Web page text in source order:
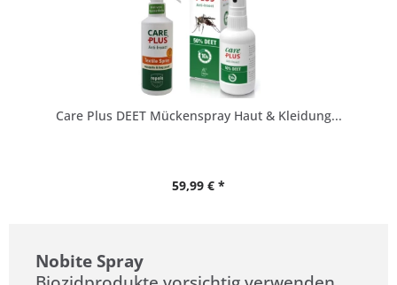
Care Plus DEET Mückenspray Haut & Kleidung...
59,99 € *
Nobite Spray